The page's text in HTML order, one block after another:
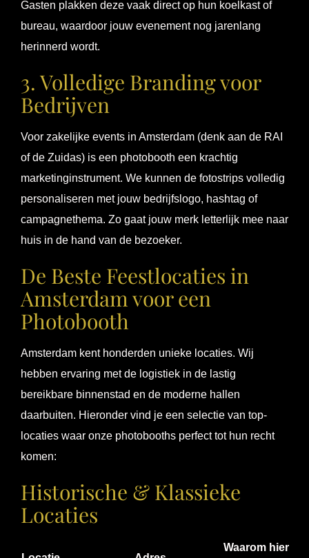
Gasten plakken deze vaak direct op hun koelkast of
bureau, waardoor jouw evenement nog jarenlang
herinnerd wordt.
3. Volledige Branding voor
Bedrijven
Voor zakelijke events in Amsterdam (denk aan de RAI
of de Zuidas) is een photobooth een krachtig
marketinginstrument. We kunnen de fotostrips volledig
personaliseren met jouw bedrijfslogo, hashtag of
campagnethema. Zo gaat jouw merk letterlijk mee naar
huis in de hand van de bezoeker.
De Beste Feestlocaties in
Amsterdam voor een
Photobooth
Amsterdam kent honderden unieke locaties. Wij
hebben ervaring met de logistiek in de lastig
bereikbare binnenstad en de moderne hallen
daarbuiten. Hieronder vind je een selectie van top-
locaties waar onze photobooths perfect tot hun recht
komen:
Historische & Klassieke
Locaties
Waarom hier